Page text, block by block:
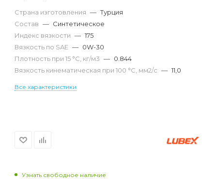
Страна изготовления — Турция
Состав — Синтетическое
Индекс вязкости — 175
Вязкость по SAE — 0W-30
Плотность при 15 °С, кг/м3 — 0.844
Вязкость кинематическая при 100 °С, мм2/с — 11,0
Все характеристики
Узнать свободное наличие